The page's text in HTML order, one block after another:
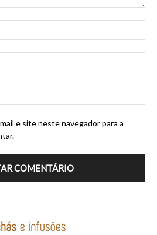
e site neste navegador para a